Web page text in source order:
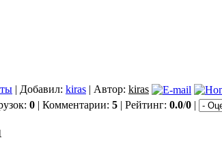
| Добавил: kiras | Автор: kiras
0 | Комментарии: 5 | Рейтинг: 0.0/0 |